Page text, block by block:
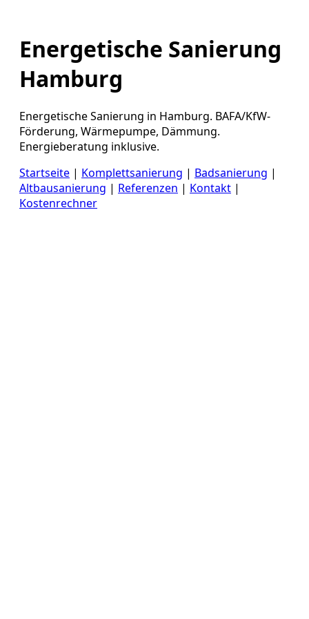
Energetische Sanierung
Hamburg
Energetische Sanierung in Hamburg. BAFA/KfW-
Förderung, Wärmepumpe, Dämmung.
Energieberatung inklusive.
Startseite | Komplettsanierung | Badsanierung |
Altbausanierung | Referenzen | Kontakt |
Kostenrechner